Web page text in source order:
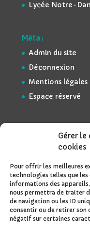
Gérer le
cookies
Pour offrir les meilleures
technologies telles que
informations des
nous permettra de traiter
de navigation ou les ID
consentir ou de retirer
négatif sur certaines
Lycée Notre-
Méta :
Admin du site
Déconnexion
Mentions légales
Espace réservé